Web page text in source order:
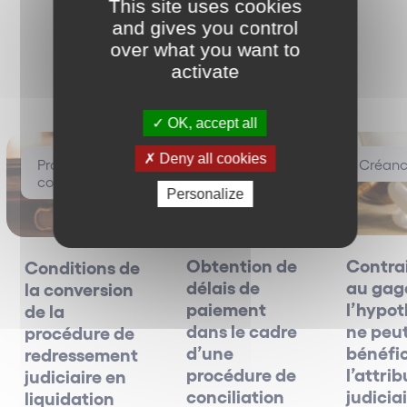
Les plus vus
Procédures
collectives
Conditions de
la conversion
de la
procédure de
redressement
judiciaire en
liquidation
Prévention
Obtention de
délais de
paiement
dans le cadre
d’une
procédure de
conciliation
au
ne
This site uses cookies
and gives you control
over what you want to
activate
OK, accept all
Deny all cookies
Personalize